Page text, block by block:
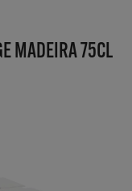
MADEIRA 75CL